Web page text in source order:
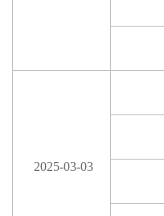
2025-03-03